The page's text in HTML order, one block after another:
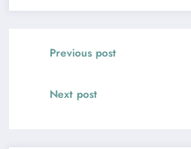
Previous post
Next post